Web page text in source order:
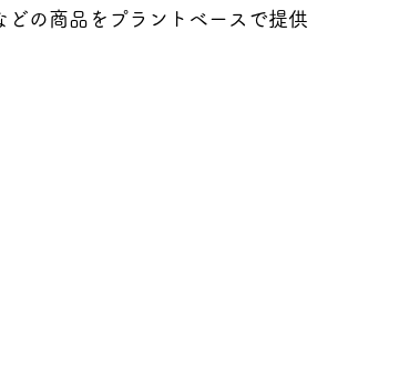
の商品をプラントベースで提供